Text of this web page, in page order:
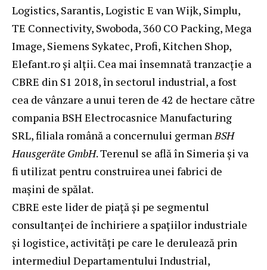
Logistics, Sarantis, Logistic E van Wijk, Simplu,
TE Connectivity, Swoboda, 360 CO Packing, Mega
Image, Siemens Sykatec, Profi, Kitchen Shop,
Elefant.ro și alții. Cea mai însemnată tranzacție a
CBRE din S1 2018, în sectorul industrial, a fost
cea de vânzare a unui teren de 42 de hectare către
compania BSH Electrocasnice Manufacturing
SRL, filiala română a concernului german BSH
Hausgeräte GmbH. Terenul se află în Simeria și va
fi utilizat pentru construirea unei fabrici de
mașini de spălat.
CBRE este lider de piață și pe segmentul
consultanței de închiriere a spațiilor industriale
și logistice, activități pe care le derulează prin
intermediul Departamentului Industrial,